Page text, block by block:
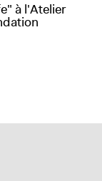
à l'Atelier